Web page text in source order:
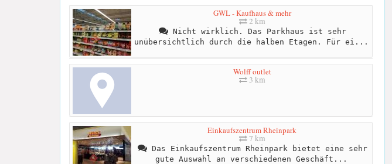
GWL - Kaufhaus & mehr
2 km
Nicht wirklich. Das Parkhaus ist sehr
unübersichtlich durch die halben Etagen. Für ei...
Wolff outlet
3 km
Einkaufszentrum Rheinpark
7 km
Das Einkaufszentrum Rheinpark bietet eine sehr
gute Auswahl an verschiedenen Geschäft...